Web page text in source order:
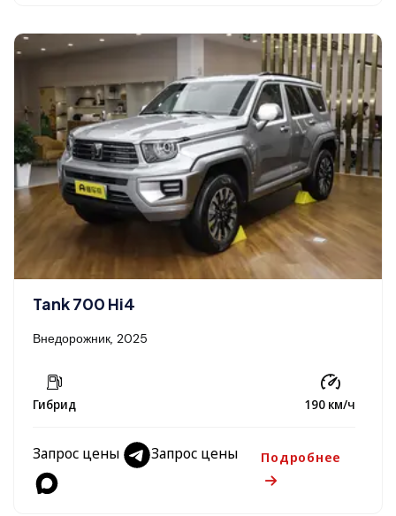
Tank 700 Hi4
Внедорожник, 2025
Гибрид 190 км/ч
Запрос цены Запрос цены Подробнее